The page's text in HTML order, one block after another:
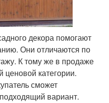
декора помогают
Они отличаются по
К тому же в продаже
категории.
сможет
вариант.